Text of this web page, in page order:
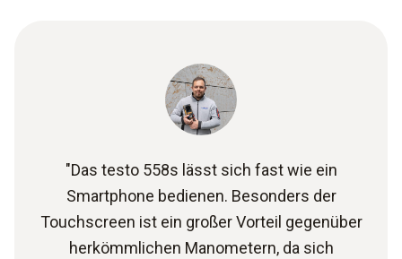
"Das testo 558s lässt sich fast wie ein
Smartphone bedienen. Besonders der
Touchscreen ist ein großer Vorteil gegenüber
herkömmlichen Manometern, da sich